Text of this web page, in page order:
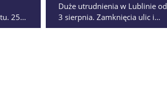
25-
Duże utrudnienia w Lublinie od
3 sierpnia. Zamknięcia ulic i
objazdy komunikacji miejskiej